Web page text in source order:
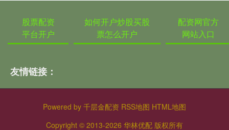
股票配资
平台开户
如何开户炒股买股
票怎么开户
配资网官方
网站入口
友情链接：
Powered by 千层金配资 RSS地图 HTML地图
Copyright © 2013-2026 华林优配 版权所有